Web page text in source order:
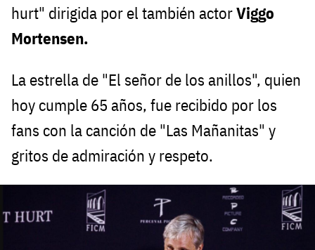
hurt" dirigida por el también actorViggo
Mortensen.
La estrella de "El señor de los anillos", quien
hoy cumple 65 años, fue recibido por los
fans con la canción de "Las Mañanitas" y
gritos de admiración y respeto.